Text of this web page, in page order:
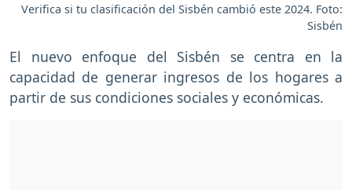
Verifica si tu clasificación del Sisbén cambió este 2024. Foto:
Sisbén
El nuevo enfoque del Sisbén se centra en la
capacidad de generar ingresos de los hogares a
partir de sus condiciones sociales y económicas.